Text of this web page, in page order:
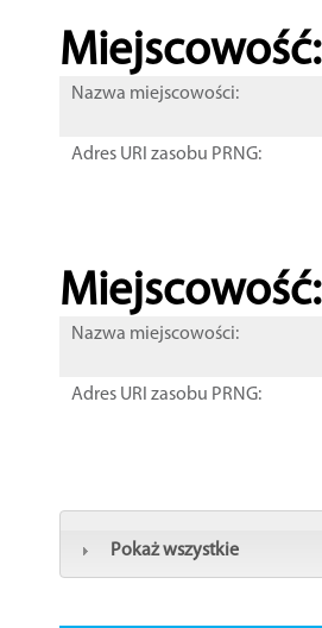
Miejscowość:
Nazwa miejscowości:
Adres URI zasobu PRNG:
Miejscowość:
Nazwa miejscowości:
Adres URI zasobu PRNG:
Pokaż wszystkie